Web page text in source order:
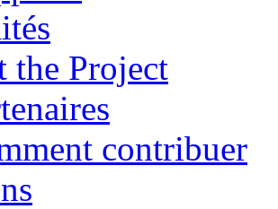
the Project
contribuer